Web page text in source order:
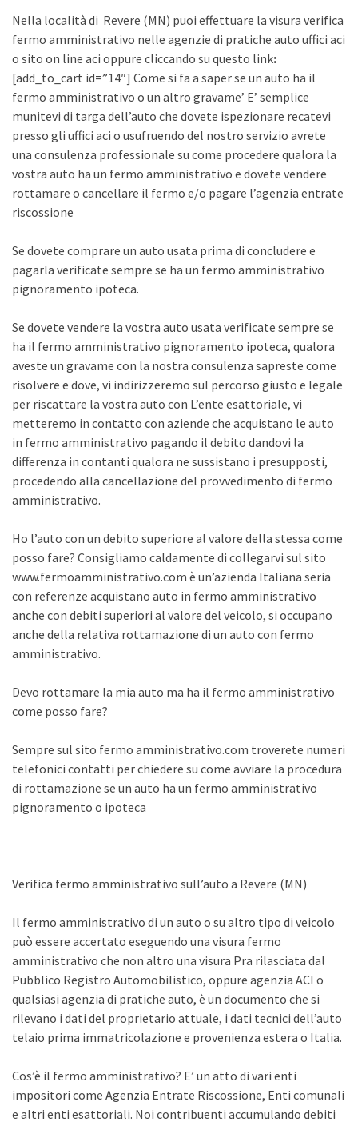
Nella località di Revere (MN) puoi effettuare la visura verifica
fermo amministrativo nelle agenzie di pratiche auto uffici aci
o sito on line aci oppure cliccando su questo link:
[add_to_cart id=”14″] Come si fa a saper se un auto ha il
fermo amministrativo o un altro gravame’ E’ semplice
munitevi di targa dell’auto che dovete ispezionare recatevi
presso gli uffici aci o usufruendo del nostro servizio avrete
una consulenza professionale su come procedere qualora la
vostra auto ha un fermo amministrativo e dovete vendere
rottamare o cancellare il fermo e/o pagare l’agenzia entrate
riscossione
Se dovete comprare un auto usata prima di concludere e
pagarla verificate sempre se ha un fermo amministrativo
pignoramento ipoteca.
Se dovete vendere la vostra auto usata verificate sempre se
ha il fermo amministrativo pignoramento ipoteca, qualora
aveste un gravame con la nostra consulenza sapreste come
risolvere e dove, vi indirizzeremo sul percorso giusto e legale
per riscattare la vostra auto con L’ente esattoriale, vi
metteremo in contatto con aziende che acquistano le auto
in fermo amministrativo pagando il debito dandovi la
differenza in contanti qualora ne sussistano i presupposti,
procedendo alla cancellazione del provvedimento di fermo
amministrativo.
Ho l’auto con un debito superiore al valore della stessa come
posso fare? Consigliamo caldamente di collegarvi sul sito
www.fermoamministrativo.com è un’azienda Italiana seria
con referenze acquistano auto in fermo amministrativo
anche con debiti superiori al valore del veicolo, si occupano
anche della relativa rottamazione di un auto con fermo
amministrativo.
Devo rottamare la mia auto ma ha il fermo amministrativo
come posso fare?
Sempre sul sito fermo amministrativo.com troverete numeri
telefonici contatti per chiedere su come avviare la procedura
di rottamazione se un auto ha un fermo amministrativo
pignoramento o ipoteca
Verifica fermo amministrativo sull’auto a Revere (MN)
Il fermo amministrativo di un auto o su altro tipo di veicolo
può essere accertato eseguendo una visura fermo
amministrativo che non altro una visura Pra rilasciata dal
Pubblico Registro Automobilistico, oppure agenzia ACI o
qualsiasi agenzia di pratiche auto, è un documento che si
rilevano i dati del proprietario attuale, i dati tecnici dell’auto
telaio prima immatricolazione e provenienza estera o Italia.
Cos’è il fermo amministrativo? E’ un atto di vari enti
impositori come Agenzia Entrate Riscossione, Enti comunali
e altri enti esattoriali. Noi contribuenti accumulando debiti